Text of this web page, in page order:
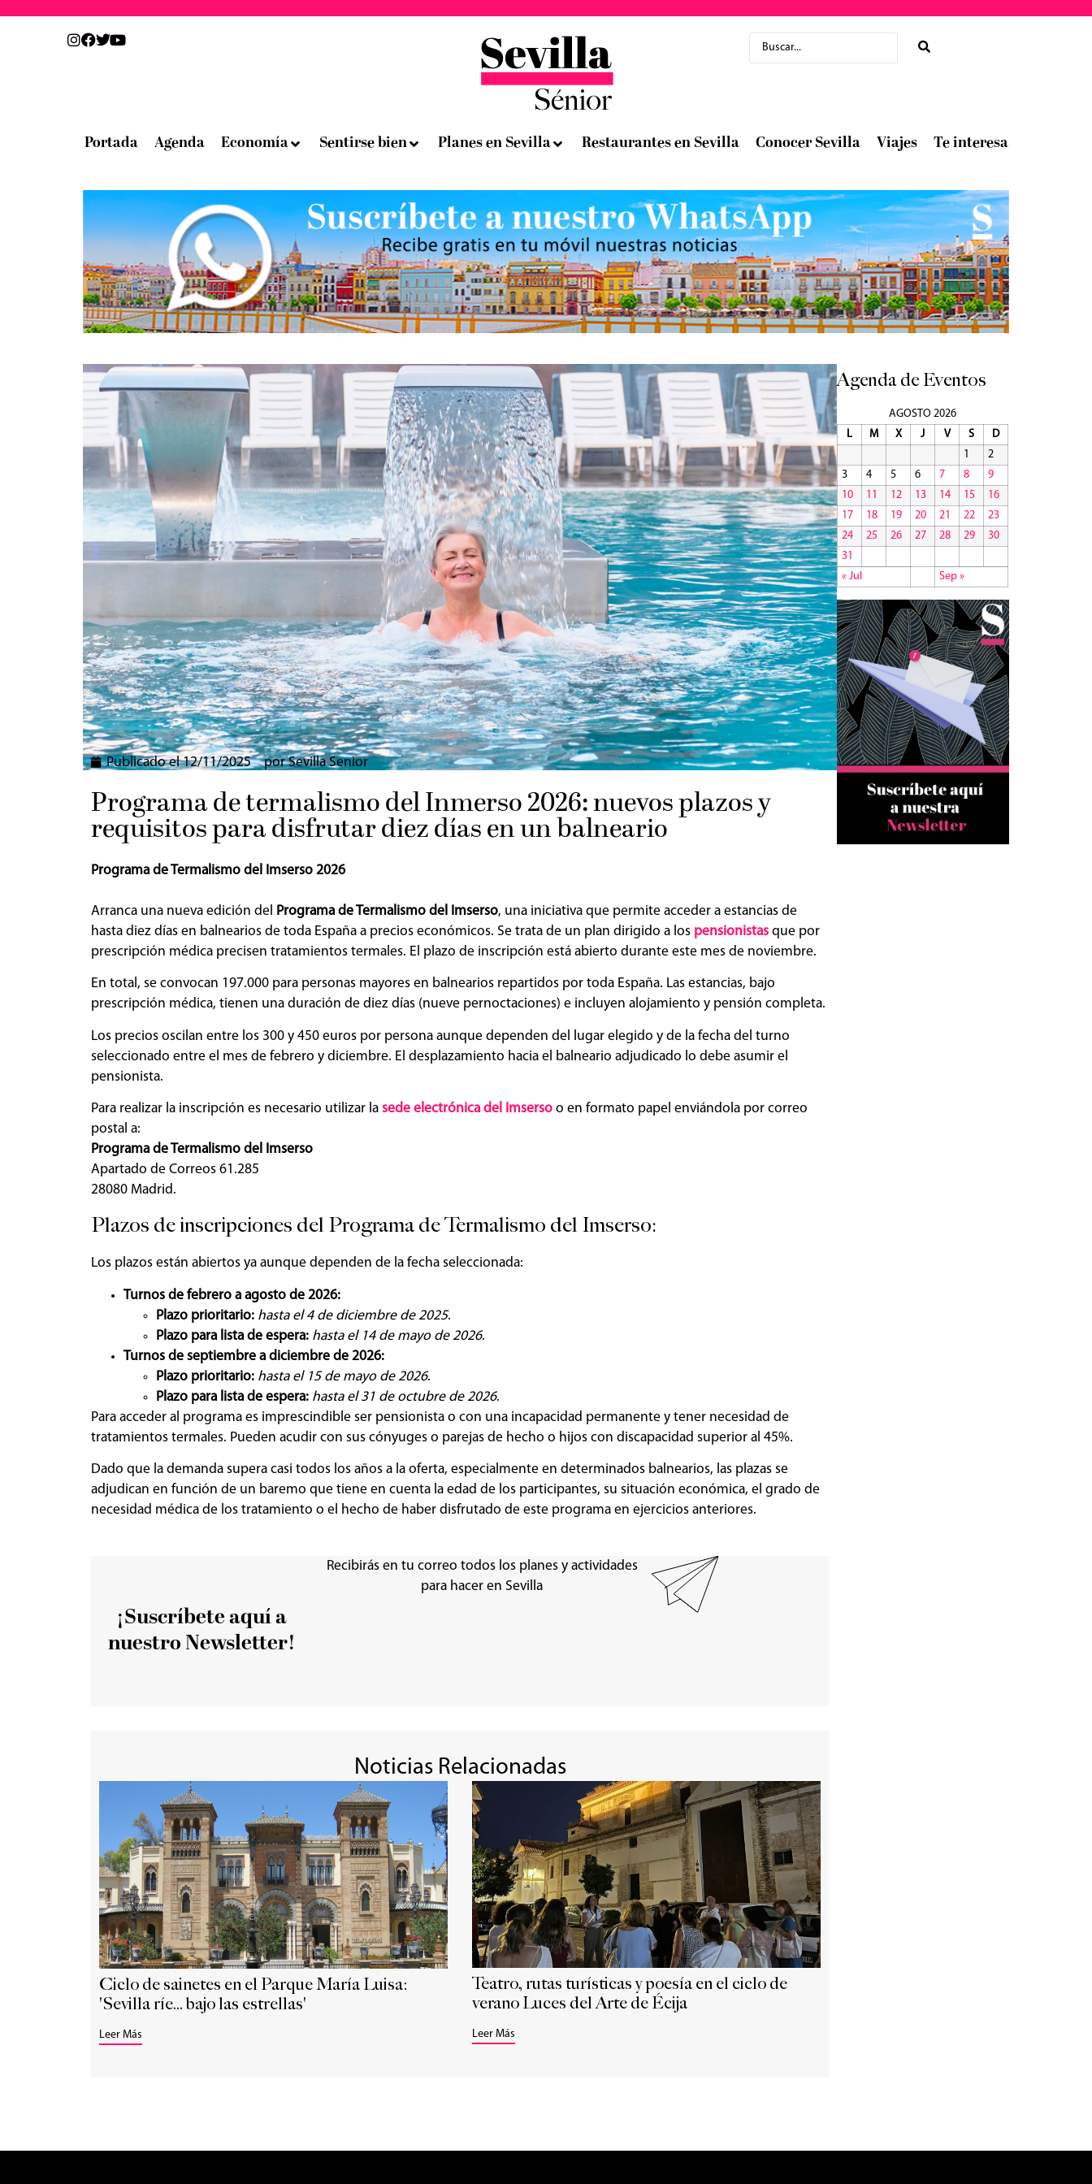
Portada Agenda Economía Sentirse bien Planes en Sevilla Restaurantes en Sevilla Conocer Sevilla Viajes Te interesa
Publicado el 12/11/2025 porSevilla Senior
Programa de termalismo del Inmerso 2026: nuevos plazos y
requisitos para disfrutar diez días en un balneario
Programa de Termalismo del Imserso 2026
Arranca una nueva edición del Programa de Termalismo del Imserso, una iniciativa que permite acceder a estancias de
hasta diez días en balnearios de toda España a precios económicos. Se trata de un plan dirigido a los pensionistas que por
prescripción médica precisen tratamientos termales. El plazo de inscripción está abierto durante este mes de noviembre.
En total, se convocan 197.000 para personas mayores en balnearios repartidos por toda España. Las estancias, bajo
prescripción médica, tienen una duración de diez días (nueve pernoctaciones) e incluyen alojamiento y pensión completa.
Los precios oscilan entre los 300 y 450 euros por persona aunque dependen del lugar elegido y de la fecha del turno
seleccionado entre el mes de febrero y diciembre. El desplazamiento hacia el balneario adjudicado lo debe asumir el
pensionista.
Para realizar la inscripción es necesario utilizar la sede electrónica del Imserso o en formato papel enviándola por correo
postal a:
Programa de Termalismo del Imserso
Apartado de Correos 61.285
28080 Madrid.
Plazos de inscripciones del Programa de Termalismo del Imserso:
Los plazos están abiertos ya aunque dependen de la fecha seleccionada:
Turnos de febrero a agosto de 2026:
Plazo prioritario: hasta el 4 de diciembre de 2025.
Plazo para lista de espera: hasta el 14 de mayo de 2026.
Turnos de septiembre a diciembre de 2026:
Plazo prioritario: hasta el 15 de mayo de 2026.
Plazo para lista de espera: hasta el 31 de octubre de 2026.
Para acceder al programa es imprescindible ser pensionista o con una incapacidad permanente y tener necesidad de
tratamientos termales. Pueden acudir con sus cónyuges o parejas de hecho o hijos con discapacidad superior al 45%.
Dado que la demanda supera casi todos los años a la oferta, especialmente en determinados balnearios, las plazas se
adjudican en función de un baremo que tiene en cuenta la edad de los participantes, su situación económica, el grado de
necesidad médica de los tratamiento o el hecho de haber disfrutado de este programa en ejercicios anteriores.
¡Suscríbete aquí a
nuestro Newsletter!
Recibirás en tu correo todos los planes y actividades
para hacer en Sevilla
Noticias Relacionadas
Ciclo de sainetes en el Parque María Luisa:
'Sevilla ríe... bajo las estrellas'
Leer Más
Teatro, rutas turísticas y poesía en el ciclo de
verano Luces del Arte de Écija
Leer Más
Agenda de Eventos
AGOSTO 2026
L
M X J V S
D
1
2
3
4 5 6 7 8
9
10
11 12 13 14 15
16
17
18 19 20 21 22
23
24
25 26 27 28 29
30
31
« Jul
Sep »